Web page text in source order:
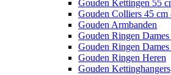
Gouden Kettingen 55
Gouden Colliers 45 cm
Gouden Armbanden
Gouden Ringen
Gouden Ringen
Gouden Ringen Heren
Gouden Kettinghangers